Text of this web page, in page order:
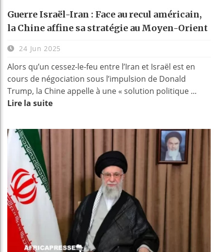
Guerre Israël-Iran : Face au recul américain,
la Chine affine sa stratégie au Moyen-Orient
24 Jun 2025
Alors qu’un cessez-le-feu entre l’Iran et Israël est en
cours de négociation sous l’impulsion de Donald
Trump, la Chine appelle à une « solution politique ...
Lire la suite